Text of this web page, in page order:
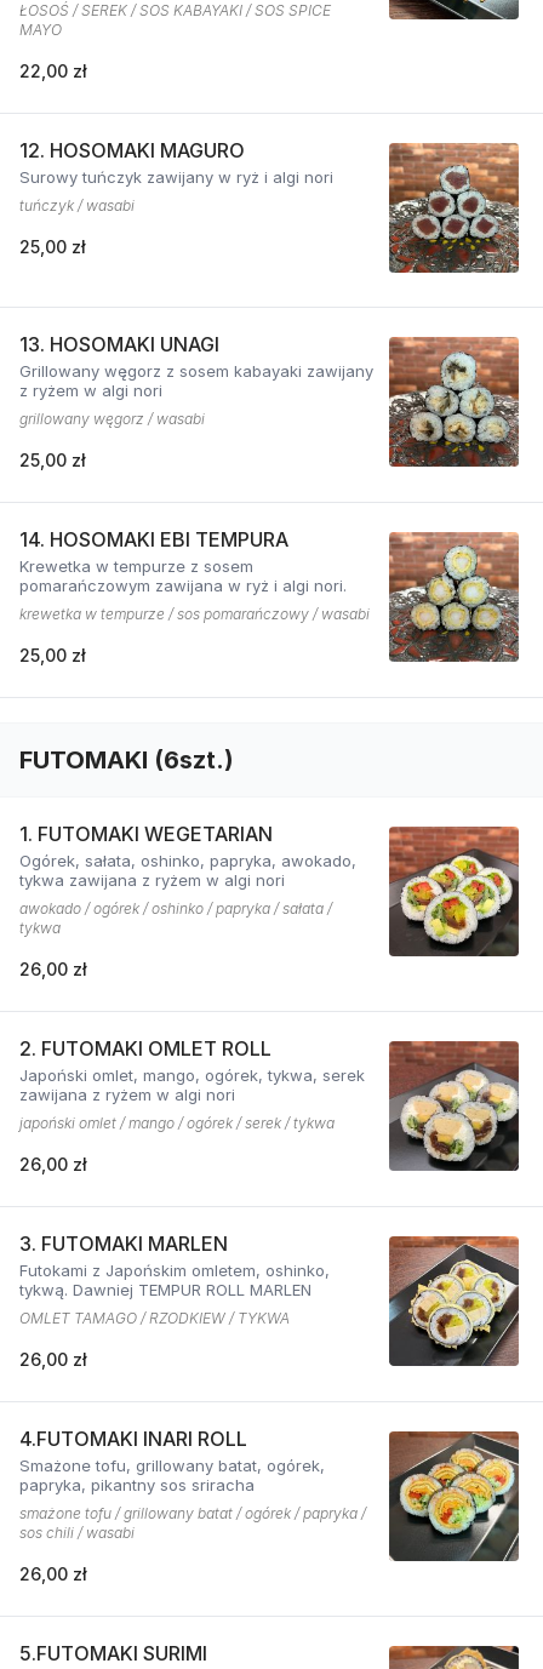
ŁOSOŚ / SEREK / SOS KABAYAKI / SOS SPICE
MAYO
22,00 zł
12. HOSOMAKI MAGURO
Surowy tuńczyk zawijany w ryż i algi nori
tuńczyk / wasabi
25,00 zł
13. HOSOMAKI UNAGI
Grillowany węgorz z sosem kabayaki zawijany
z ryżem w algi nori
grillowany węgorz / wasabi
25,00 zł
14. HOSOMAKI EBI TEMPURA
Krewetka w tempurze z sosem
pomarańczowym zawijana w ryż i algi nori.
krewetka w tempurze / sos pomarańczowy / wasabi
25,00 zł
FUTOMAKI (6szt.)
1. FUTOMAKI WEGETARIAN
Ogórek, sałata, oshinko, papryka, awokado,
tykwa zawijana z ryżem w algi nori
awokado / ogórek / oshinko / papryka / sałata /
tykwa
26,00 zł
2. FUTOMAKI OMLET ROLL
Japoński omlet, mango, ogórek, tykwa, serek
zawijana z ryżem w algi nori
japoński omlet / mango / ogórek / serek / tykwa
26,00 zł
3. FUTOMAKI MARLEN
Futokami z Japońskim omletem, oshinko,
tykwą. Dawniej TEMPUR ROLL MARLEN
OMLET TAMAGO / RZODKIEW / TYKWA
26,00 zł
4.FUTOMAKI INARI ROLL
Smażone tofu, grillowany batat, ogórek,
papryka, pikantny sos sriracha
smażone tofu / grillowany batat / ogórek / papryka /
sos chili / wasabi
26,00 zł
5.FUTOMAKI SURIMI